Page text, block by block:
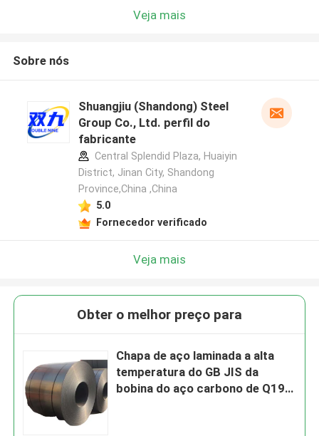
Veja mais
Sobre nós
Shuangjiu (Shandong) Steel
Group Co., Ltd. perfil do
fabricante
Central Splendid Plaza, Huaiyin
District, Jinan City, Shandong
Province,China ,China
5.0
Fornecedor verificado
Veja mais
Obter o melhor preço para
Chapa de aço laminada a alta
temperatura do GB JIS da
bobina do aço carbono de Q195